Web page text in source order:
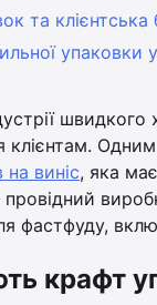
та клієнтська
упаковки
швидкого
клієнтам.
виніс, яка
фастфуду,
крафт